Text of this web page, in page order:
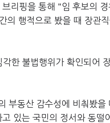
리핑을 통해 "임 후보의
의 행적으로 봤을 때 장관
한 불법행위가 확인되어
부동산 감수성에 비춰봤
있는 국민의 정서와 동